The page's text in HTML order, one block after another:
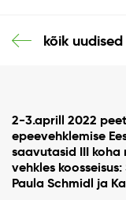
kõik uudised
2-3.aprill 2022
epeevehklemise
saavutasid III koha
vehkles
Paula Schmidl ja